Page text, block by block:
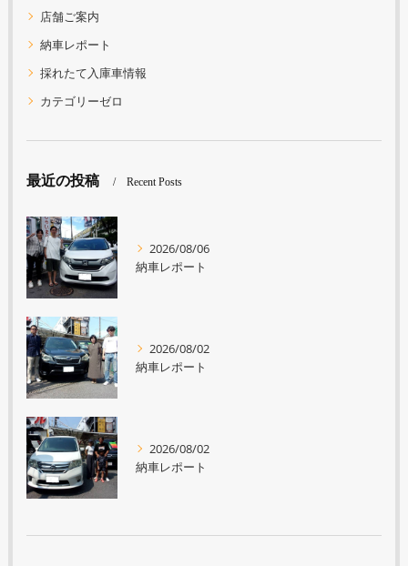
店舗ご案内
納車レポート
採れたて入庫車情報
カテゴリーゼロ
最近の投稿 Recent Posts
2026/08/06
納車レポート
2026/08/02
納車レポート
2026/08/02
納車レポート